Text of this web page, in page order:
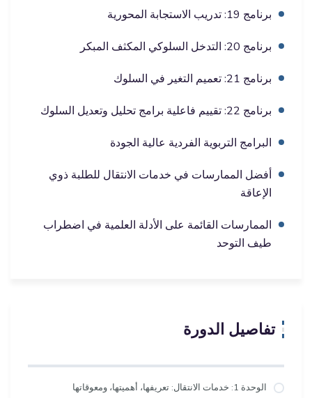
برنامج 19: تدريب الاستجابة المحورية
برنامج 20: التدخل السلوكي المكثف المبكر
برنامج 21: تعميم التغير في السلوك
برنامج 22: تقييم فاعلية برامج تحليل وتعديل السلوك
البرامج التربوية الفردية عالية الجودة
أفضل الممارسات في خدمات الانتقال للطلبة ذوي
الإعاقة
الممارسات القائمة على الأدلة العلمية في اضطراب
طيف التوحد
تفاصيل الدورة
الوحدة 1: خدمات الانتقال: تعريفها، أهميتها، ومعوقاتها